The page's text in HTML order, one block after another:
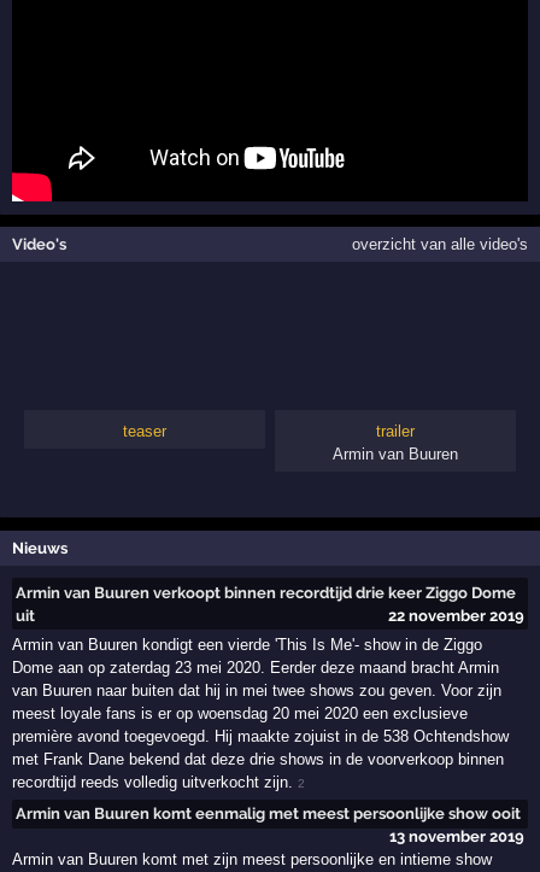
Video's overzicht van alle video's
teaser
trailer
Armin van Buuren
Nieuws
Armin van Buuren verkoopt binnen recordtijd drie keer Ziggo Dome
uit
22 november 2019
Armin van Buuren kondigt een vierde 'This Is Me'- show in de Ziggo
Dome aan op zaterdag 23 mei 2020. Eerder deze maand bracht Armin
van Buuren naar buiten dat hij in mei twee shows zou geven. Voor zijn
meest loyale fans is er op woensdag 20 mei 2020 een exclusieve
première avond toegevoegd. Hij maakte zojuist in de 538 Ochtendshow
met Frank Dane bekend dat deze drie shows in de voorverkoop binnen
recordtijd reeds volledig uitverkocht zijn.
2
Armin van Buuren komt eenmalig met meest persoonlijke show ooit
13 november 2019
Armin van Buuren komt met zijn meest persoonlijke en intieme show